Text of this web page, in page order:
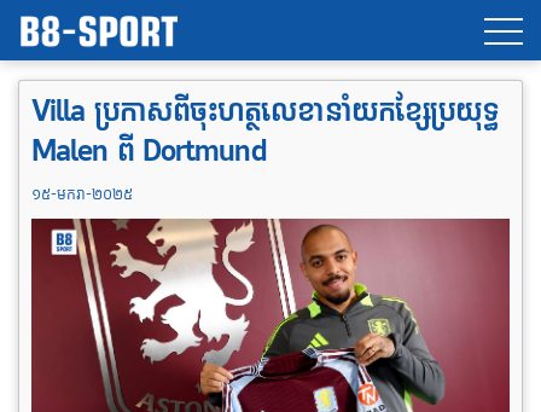
Villa ប្រកាសពីចុះហត្ថលេខានាំយកខ្សែប្រយុទ្ធ
Malen ពី Dortmund
១៥-មករា-២០២៥